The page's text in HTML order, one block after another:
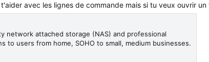
avec les lignes de commande mais si tu veux ouvrir
network attached storage (NAS) and professional
to users from home, SOHO to small, medium businesses.